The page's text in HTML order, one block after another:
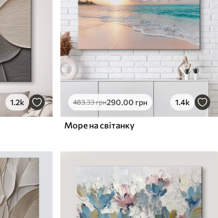
1.2k 483.33грн290.00 грн 1.4k
Море на світанку